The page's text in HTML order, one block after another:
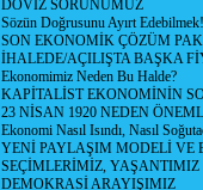
DÖVİZ SORUNUMUZ
Sözün Doğrusunu Ayırt Edebilmek!
SON EKONOMİK ÇÖZÜM
İHALEDE/AÇILIŞTA BAŞKA
Ekonomimiz Neden Bu Halde?
KAPİTALİST EKONOMİNİN
23 NİSAN 1920 NEDEN
Ekonomi Nasıl Isındı, Nasıl
YENİ PAYLAŞIM MODELİ VE
SEÇİMLERİMİZ, YAŞANTIMIZ
DEMOKRASİ ARAYIŞIMIZ